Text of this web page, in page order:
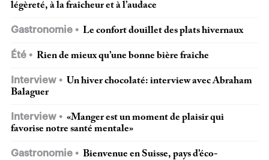
légèreté, à la fraîcheur et à l’audace
Gastronomie Le confort douillet des plats hivernaux
Été Rien de mieux qu’une bonne bière fraîche
Interview
Un hiver chocolaté: interview avec Abraham
Balaguer
Interview
«Manger est un moment de plaisir qui
favorise notre santé mentale»
Gastronomie
Bienvenue en Suisse, pays d’éco-